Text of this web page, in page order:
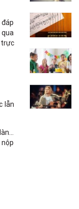
qua
trực
lẫn